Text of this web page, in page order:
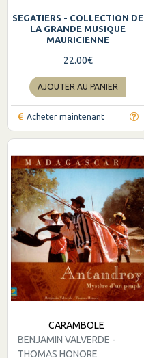
SEGATIERS - COLLECTION DE
LA GRANDE MUSIQUE
MAURICIENNE
22.00€
AJOUTER AU PANIER
Acheter maintenant
CARAMBOLE
BENJAMIN VALVERDE -
THOMAS HONORE